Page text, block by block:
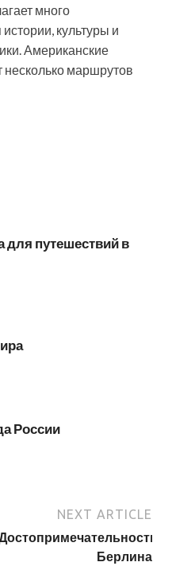
много
культуры и
Американские
несколько маршрутов
путешествий в
России
NEXT ARTICLE
Берлина